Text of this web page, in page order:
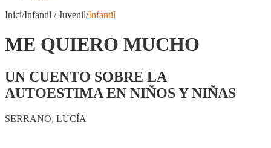
Inici/Infantil / Juvenil/Infantil
ME QUIERO MUCHO
UN CUENTO SOBRE LA
AUTOESTIMA EN NIÑOS Y NIÑAS
SERRANO, LUCÍA